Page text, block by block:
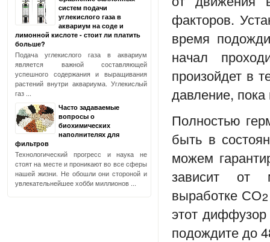
факторов.
время
начал
произойдет в
давление,
Полностью
быть в
можем
зависит от
выработке СО2
этот диффузор
подождите до
систем подачи
углекислого газа в
аквариум на соде и
лимонной кислоте - стоит ли платить
больше?
Подача углекислого газа в аквариум
является важной составляющей
успешного содержания и выращивания
растений внутри аквариума. Углекислый
газ ...
Часто задаваемые
вопросы о
биохимических
наполнителях для
фильтров
Технологический прогресс и наука не
стоят на месте и проникают во все сферы
нашей жизни. Не обошли они стороной и
увлекательнейшее хобби миллионов ...